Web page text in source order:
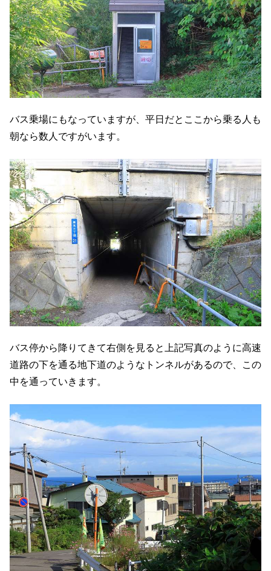
バス乗場にもなっていますが、平日だとここから乗る人も
朝なら数人ですがいます。
バス停から降りてきて右側を見ると上記写真のように高速
道路の下を通る地下道のようなトンネルがあるので、この
中を通っていきます。